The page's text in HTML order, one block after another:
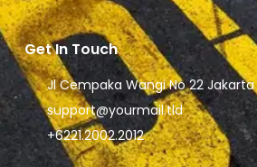
Get In Touch
Jl Cempaka Wangi No 22
support@yourmail.tld
+6221.2002.2012